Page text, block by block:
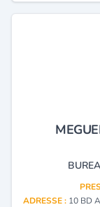
ADRESSE : 10 BD